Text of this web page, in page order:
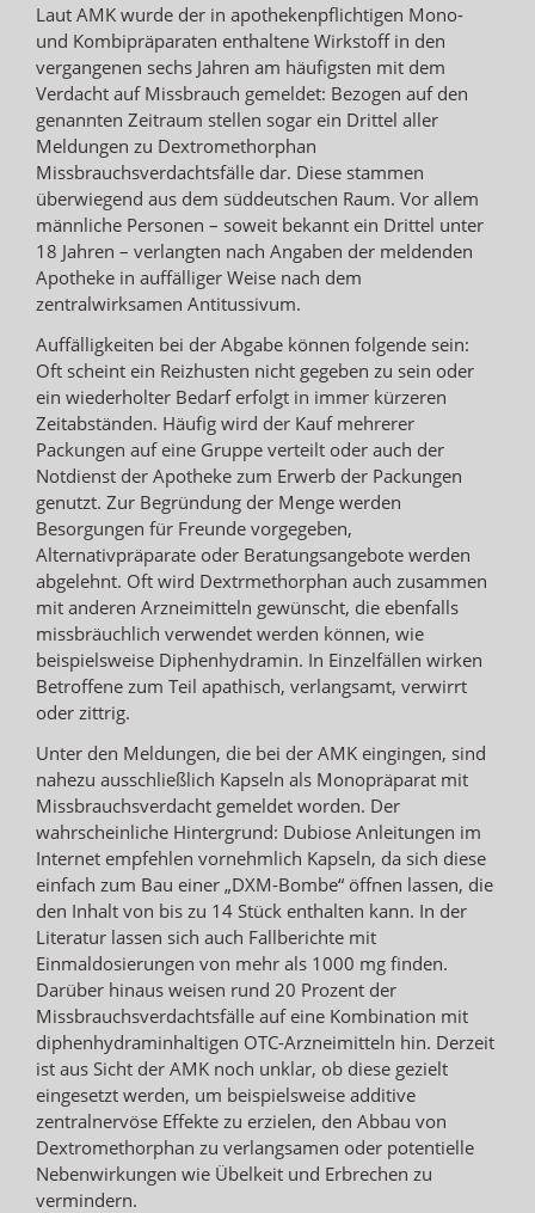
Laut AMK wurde der in apothekenpflichtigen Mono-
und Kombipräparaten enthaltene Wirkstoff in den
vergangenen sechs Jahren am häufigsten mit dem
Verdacht auf Missbrauch gemeldet: Bezogen auf den
genannten Zeitraum stellen sogar ein Drittel aller
Meldungen zu Dextromethorphan
Missbrauchsverdachtsfälle dar. Diese stammen
überwiegend aus dem süddeutschen Raum. Vor allem
männliche Personen – soweit bekannt ein Drittel unter
18 Jahren – verlangten nach Angaben der meldenden
Apotheke in auffälliger Weise nach dem
zentralwirksamen Antitussivum.
Auffälligkeiten bei der Abgabe können folgende sein:
Oft scheint ein Reizhusten nicht gegeben zu sein oder
ein wiederholter Bedarf erfolgt in immer kürzeren
Zeitabständen. Häufig wird der Kauf mehrerer
Packungen auf eine Gruppe verteilt oder auch der
Notdienst der Apotheke zum Erwerb der Packungen
genutzt. Zur Begründung der Menge werden
Besorgungen für Freunde vorgegeben,
Alternativpräparate oder Beratungsangebote werden
abgelehnt. Oft wird Dextrmethorphan auch zusammen
mit anderen Arzneimitteln gewünscht, die ebenfalls
missbräuchlich verwendet werden können, wie
beispielsweise Diphenhydramin. In Einzelfällen wirken
Betroffene zum Teil apathisch, verlangsamt, verwirrt
oder zittrig.
Unter den Meldungen, die bei der AMK eingingen, sind
nahezu ausschließlich Kapseln als Monopräparat mit
Missbrauchsverdacht gemeldet worden. Der
wahrscheinliche Hintergrund: Dubiose Anleitungen im
Internet empfehlen vornehmlich Kapseln, da sich diese
einfach zum Bau einer „DXM-Bombe“ öffnen lassen, die
den Inhalt von bis zu 14 Stück enthalten kann. In der
Literatur lassen sich auch Fallberichte mit
Einmaldosierungen von mehr als 1000 mg finden.
Darüber hinaus weisen rund 20 Prozent der
Missbrauchsverdachtsfälle auf eine Kombination mit
diphenhydraminhaltigen OTC-Arzneimitteln hin. Derzeit
ist aus Sicht der AMK noch unklar, ob diese gezielt
eingesetzt werden, um beispielsweise additive
zentralnervöse Effekte zu erzielen, den Abbau von
Dextromethorphan zu verlangsamen oder potentielle
Nebenwirkungen wie Übelkeit und Erbrechen zu
vermindern.